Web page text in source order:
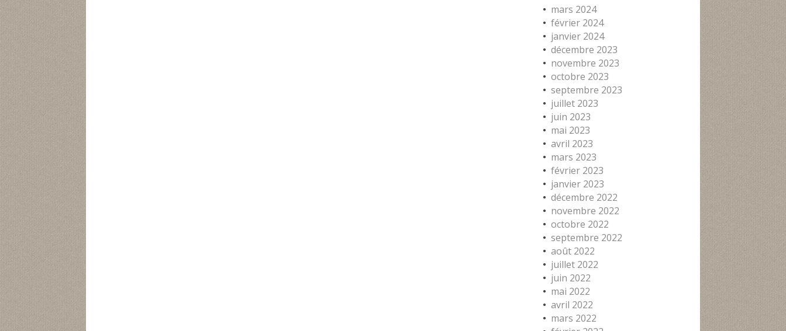
mars 2024
février 2024
janvier 2024
décembre 2023
novembre 2023
octobre 2023
septembre 2023
juillet 2023
juin 2023
mai 2023
avril 2023
mars 2023
février 2023
janvier 2023
décembre 2022
novembre 2022
octobre 2022
septembre 2022
août 2022
juillet 2022
juin 2022
mai 2022
avril 2022
mars 2022